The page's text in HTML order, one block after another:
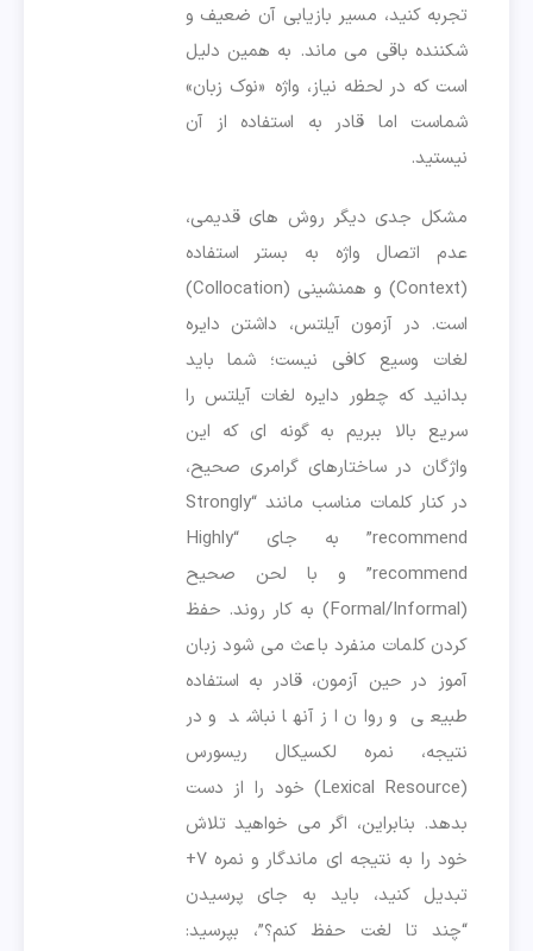
تجربه کنید، مسیر بازیابی آن ضعیف و
شکننده باقی می ماند. به همین دلیل
است که در لحظه نیاز، واژه «نوک زبان»
شماست اما قادر به استفاده از آن
نیستید.
مشکل جدی دیگر روش های قدیمی،
عدم اتصال واژه به بستر استفاده
(Context) و همنشینی (Collocation)
است. در آزمون آیلتس، داشتن دایره
لغات وسیع کافی نیست؛ شما باید
بدانید که چطور دایره لغات آیلتس را
سریع بالا ببریم به گونه ای که این
واژگان در ساختارهای گرامری صحیح،
در کنار کلمات مناسب مانند “Strongly
recommend” به جای “Highly
recommend” و با لحن صحیح
(Formal/Informal) به کار روند. حفظ
کردن کلمات منفرد باعث می شود زبان
آموز در حین آزمون، قادر به استفاده
طبیعی و روان از آنها نباشد و در
نتیجه، نمره لکسیکال ریسورس
(Lexical Resource) خود را از دست
بدهد. بنابراین، اگر می خواهید تلاش
خود را به نتیجه ای ماندگار و نمره ۷+
تبدیل کنید، باید به جای پرسیدن
“چند تا لغت حفظ کنم؟”، بپرسید: